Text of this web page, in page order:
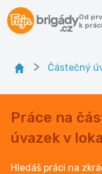
Od
k
> Částečný
Práce na
úvazek v
Hledáš práci na